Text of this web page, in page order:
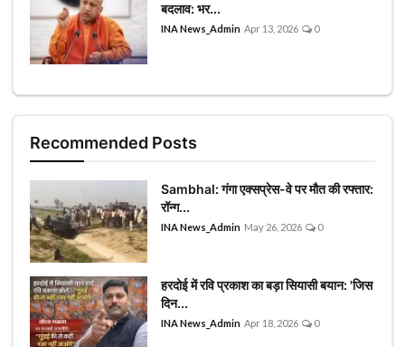
बिहार न्यूज़
हरियाणा न्यूज़
Gallery
राजनीति
Contacts
इतिहास \ साहित्य
शिक्षा\रोजगार
संस्कृति\धर्म
बदलाव: भर...
INA News_Admin Apr 13, 2026 0
Recommended Posts
Sambhal: गंगा एक्सप्रेस-वे पर मौत की रफ्तार:
रॉन्ग...
INA News_Admin May 26, 2026 0
हरदोई में रवि प्रकाश का बड़ा सियासी बयान: 'जिस
दिन...
INA News_Admin Apr 18, 2026 0